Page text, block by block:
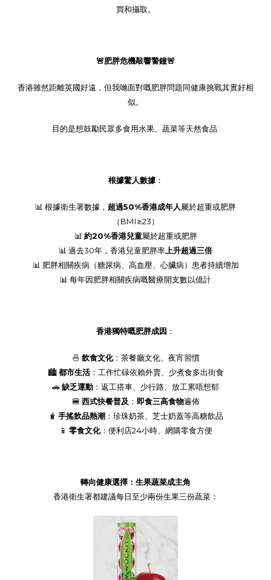
買和攝取。
🚨肥胖危機敲響警鐘🚨
香港雖然距離英國好遠，但我哋面對嘅肥胖問題同健康挑戰其實好相
似。
目的是想鼓勵民眾多食用水果、蔬菜等天然食品:
根據驚人數據：
📊 根據衛生署數據， 超過50%香港成年人屬於超重或肥胖
（BMI≥23）
📊 約20%香港兒童屬於超重或肥胖
📊 過去30年，香港兒童肥胖率 上升超過三倍
📊 肥胖相關疾病（糖尿病、高血壓、心臟病）患者持續增加
📊 每年因肥胖相關疾病嘅醫療開支數以億計
香港獨特嘅肥胖成因 ：
🍜 飲食文化：茶餐廳文化、夜宵習慣
🏙️都市生活：工作忙碌依賴外賣、少煮食多出街食
🚗缺乏運動 ：返工搭車、少行路、放工累唔想郁
🍔 西式快餐普及 ： 即食三高食物遍佈
🧋 手搖飲品熱潮：珍珠奶茶、芝士奶蓋等高糖飲品
📱 零食文化：便利店24小時、網購零食方便
轉向健康選擇：生果蔬菜成主角
香港衛生署都建議每日至少兩份生果三份蔬菜：